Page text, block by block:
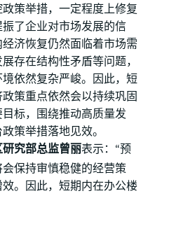
策举措，一定程度上修复
了企业对市场发展的信
济恢复仍然面临着市场需
存在结构性矛盾等问题，
依然复杂严峻。因此，短
策重点依然会以持续巩固
标，围绕推动高质量发
策举措落地见效。
究部总监曾丽表示：“预
保持审慎稳健的经营策
。因此，短期内在办公楼
持近段时间以来的成本节
于搬迁、扩张升级等事宜